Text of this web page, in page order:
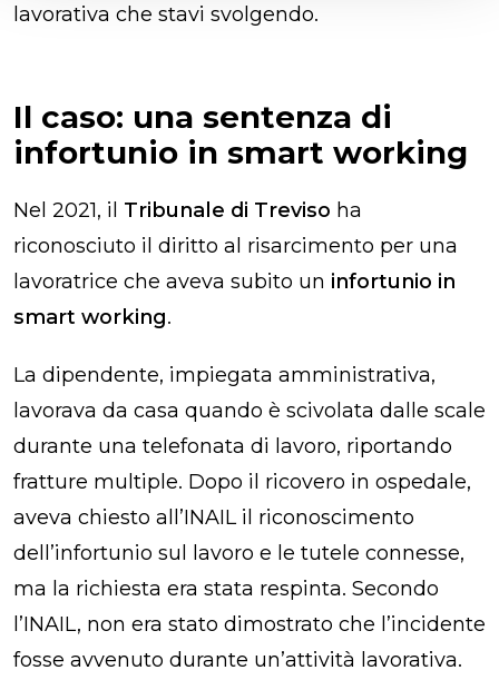
lavorativa che stavi svolgendo.
Il caso: una sentenza di
infortunio in smart working
Nel 2021, il Tribunale di Treviso ha
riconosciuto il diritto al risarcimento per una
lavoratrice che aveva subito un infortunio in
smart working.
La dipendente, impiegata amministrativa,
lavorava da casa quando è scivolata dalle scale
durante una telefonata di lavoro, riportando
fratture multiple. Dopo il ricovero in ospedale,
aveva chiesto all’INAIL il riconoscimento
dell’infortunio sul lavoro e le tutele connesse,
ma la richiesta era stata respinta. Secondo
l’INAIL, non era stato dimostrato che l’incidente
fosse avvenuto durante un’attività lavorativa.